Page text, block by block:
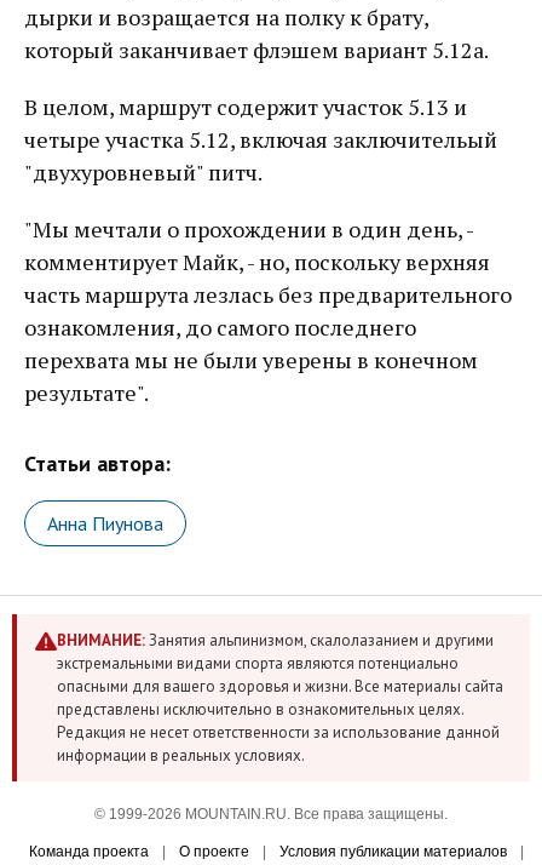
дырки и возращается на полку к брату,
который заканчивает флэшем вариант 5.12а.
В целом, маршрут содержит участок 5.13 и
четыре участка 5.12, включая заключительый
"двухуровневый" питч.
"Мы мечтали о прохождении в один день, -
комментирует Майк, - но, поскольку верхняя
часть маршрута лезлась без предварительного
ознакомления, до самого последнего
перехвата мы не были уверены в конечном
результате".
Статьи автора:
Анна Пиунова
ВНИМАНИЕ:Занятия альпинизмом, скалолазанием и другими
экстремальными видами спорта являются потенциально
опасными для вашего здоровья и жизни. Все материалы сайта
представлены исключительно в ознакомительных целях.
Редакция не несет ответственности за использование данной
информации в реальных условиях.
© 1999-2026 MOUNTAIN.RU. Все права защищены.
Команда проекта | О проекте | Условия публикации материалов |